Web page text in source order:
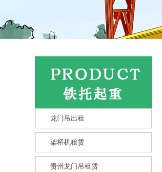
龙门吊出租
架桥机租赁
贵州龙门吊租赁